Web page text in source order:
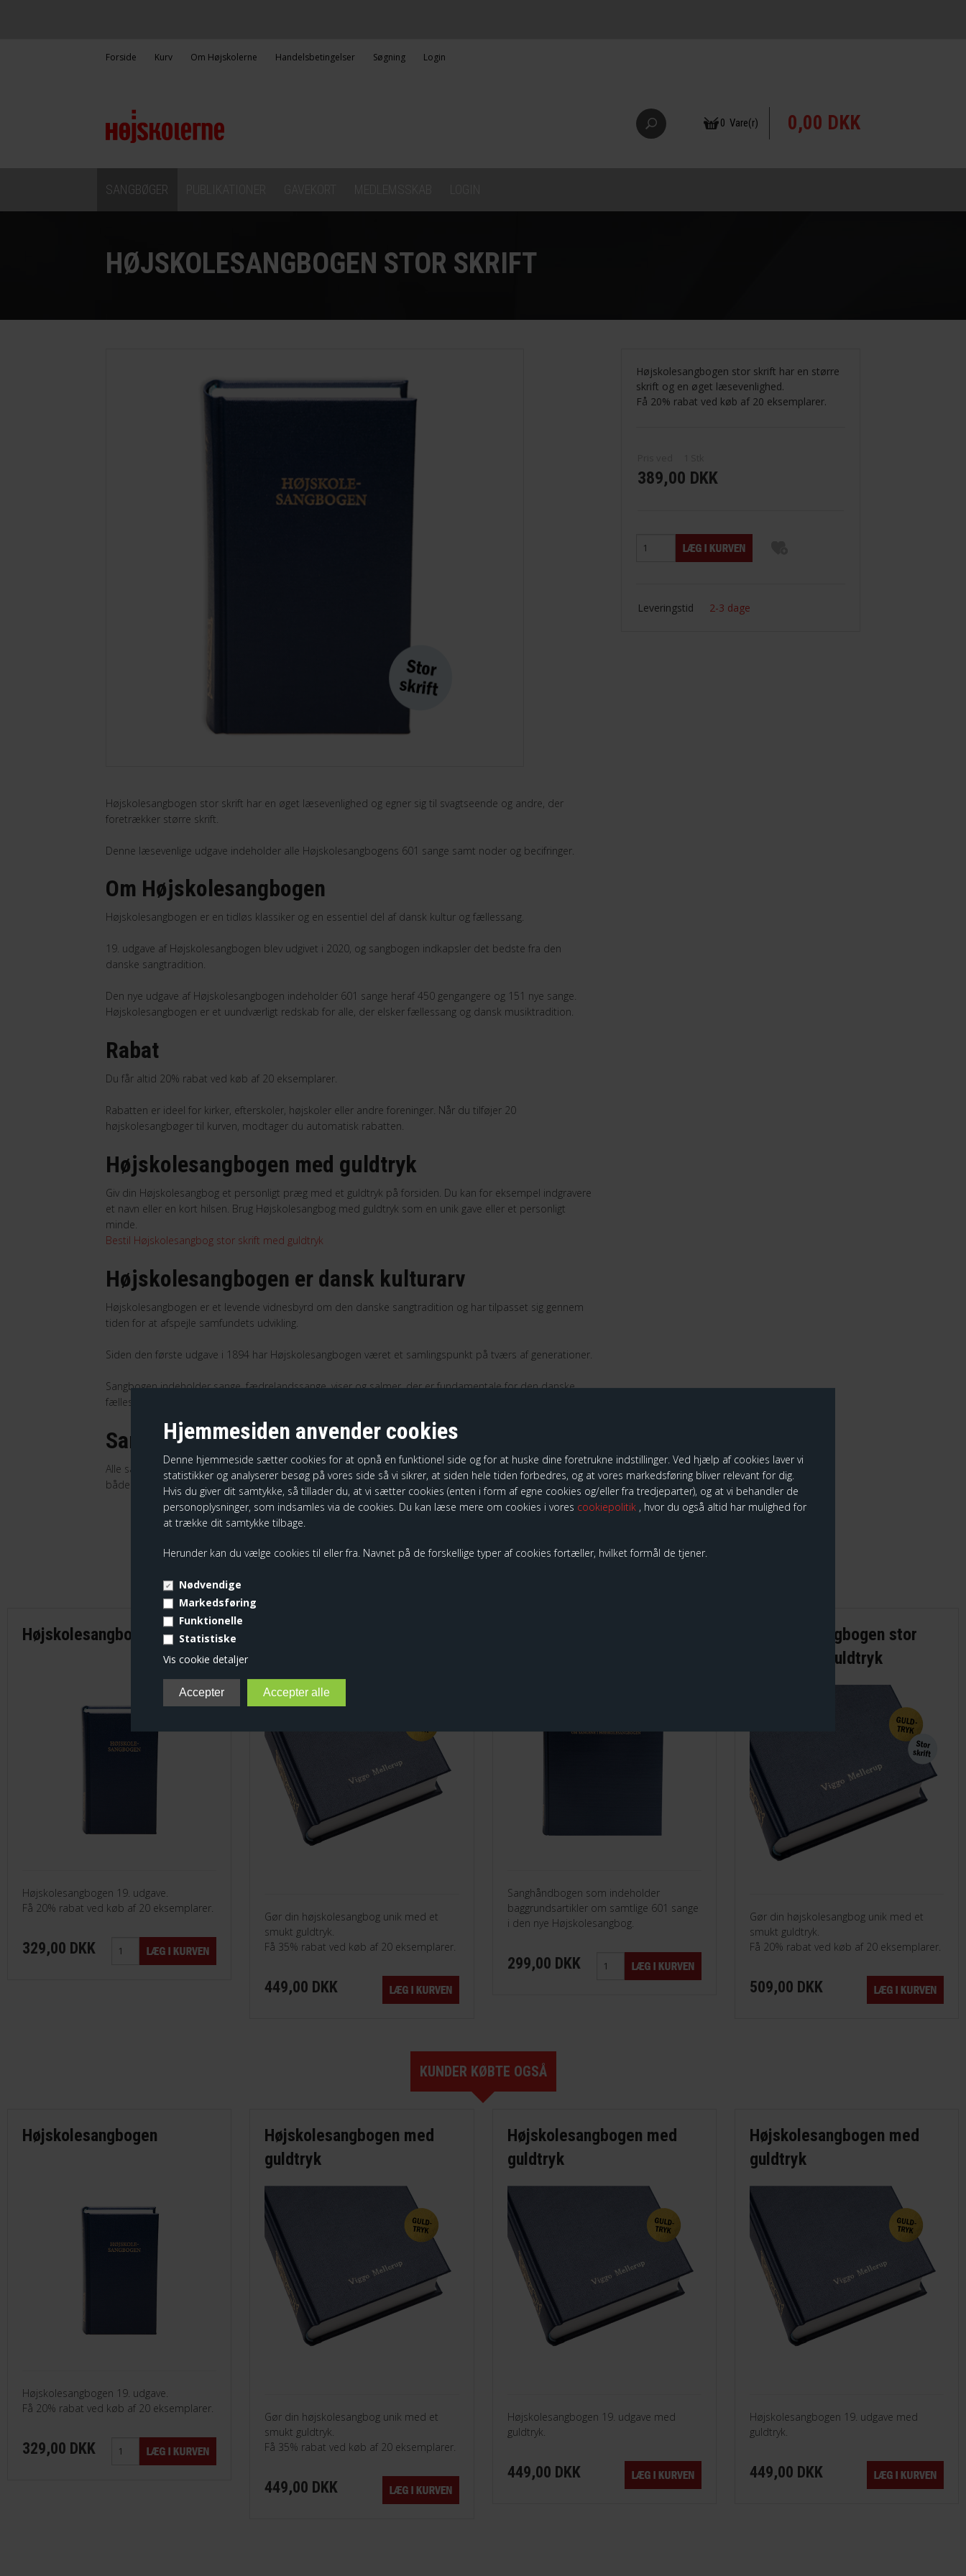
Hjemmesiden anvender cookies
Denne hjemmeside sætter cookies for at opnå en funktionel side og for at huske dine foretrukne indstillinger. Ved hjælp af cookies laver vi
statistikker og analyserer besøg på vores side så vi sikrer, at siden hele tiden forbedres, og at vores markedsføring bliver relevant for dig.
Hvis du giver dit samtykke, så tillader du, at vi sætter cookies (enten i form af egne cookies og/eller fra tredjeparter), og at vi behandler de
personoplysninger, som indsamles via de cookies. Du kan læse mere om cookies i vores cookiepolitik , hvor du også altid har mulighed for
at trække dit samtykke tilbage.
Herunder kan du vælge cookies til eller fra. Navnet på de forskellige typer af cookies fortæller, hvilket formål de tjener.
Nødvendige
Markedsføring
Funktionelle
Statistiske
Vis cookie detaljer
Forside Kurv Om Højskolerne Handelsbetingelser Søgning Login
0 Vare(r) 0,00 DKK
SANGBØGER
HØJSKOLESANGBOGEN STOR SKRIFT
Højskolesangbogen stor skrift har en øget læsevenlighed og egner sig til svagtseende og andre, der
foretrækker større skrift.
Denne læsevenlige udgave indeholder alle Højskolesangbogens 601 sange samt noder og becifringer.
Om Højskolesangbogen
Højskolesangbogen er en tidløs klassiker og en essentiel del af dansk kultur og fællessang.
19. udgave af Højskolesangbogen blev udgivet i 2020, og sangbogen indkapsler det bedste fra den
danske sangtradition.
Den nye udgave af Højskolesangbogen indeholder 601 sange heraf 450 gengangere og 151 nye sange.
Højskolesangbogen er et uundværligt redskab for alle, der elsker fællessang og dansk musiktradition.
Rabat
Du får altid 20% rabat ved køb af 20 eksemplarer.
Rabatten er ideel for kirker, efterskoler, højskoler eller andre foreninger. Når du tilføjer 20
højskolesangbøger til kurven, modtager du automatisk rabatten.
Højskolesangbogen med guldtryk
Giv din Højskolesangbog et personligt præg med et guldtryk på forsiden. Du kan for eksempel indgravere
et navn eller en kort hilsen. Brug Højskolesangbog med guldtryk som en unik gave eller et personligt
minde.
Bestil Højskolesangbog stor skrift med guldtryk
Højskolesangbogen er dansk kulturarv
Højskolesangbogen er et levende vidnesbyrd om den danske sangtradition og har tilpasset sig gennem
tiden for at afspejle samfundets udvikling.
Siden den første udgave i 1894 har Højskolesangbogen været et samlingspunkt på tværs af generationer.
Sangbogen indeholder sange, fædrelandssange, viser og salmer, der er fundamentale for den danske
fællessangtradition og dansk kulturidentitet.
Sangtekster, noder og becifringer
Alle sange i Højskolesangbogen kommer med sangtekster, noder og becifringer, hvilket gør det let for
både erfarne musikere og nybegyndere at deltage i fællessangen.
Højskolesangbogen stor skrift har en større
skrift og en øget læsevenlighed.
Få 20% rabat ved køb af 20 eksemplarer.
389,00 DKK
Leveringstid 2-3 dage
Højskolesangbogen
Højskolesangbogen 19. udgave.
Få 20% rabat ved køb af 20 eksemplarer.
329,00 DKK
Gør din højskolesangbog unik med et
smukt guldtryk.
Få 35% rabat ved køb af 20 eksemplarer.
449,00 DKK
Sanghåndbogen som indeholder
baggrundsartikler om samtlige 601 sange
i den nye Højskolesangbog.
299,00 DKK
Højskolesangbogen stor
skrift med guldtryk
Gør din højskolesangbog unik med et
smukt guldtryk.
Få 20% rabat ved køb af 20 eksemplarer.
509,00 DKK
KUNDER KØBTE OGSÅ
Højskolesangbogen
Højskolesangbogen 19. udgave.
Få 20% rabat ved køb af 20 eksemplarer.
329,00 DKK
Højskolesangbogen med
guldtryk
Gør din højskolesangbog unik med et
smukt guldtryk.
Få 35% rabat ved køb af 20 eksemplarer.
449,00 DKK
Højskolesangbogen med
guldtryk
Højskolesangbogen 19. udgave med
guldtryk.
449,00 DKK
Højskolesangbogen med
guldtryk
Højskolesangbogen 19. udgave med
guldtryk.
449,00 DKK